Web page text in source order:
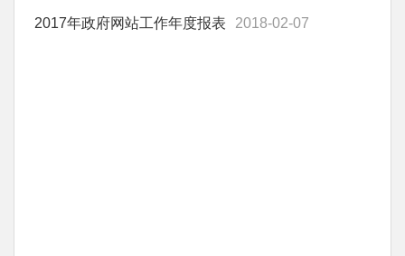
2017年政府网站工作年度报表 2018-02-07